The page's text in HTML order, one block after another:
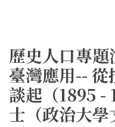
歷史人口專
臺灣應用-- 從
談起（1895 -
士（政治大學